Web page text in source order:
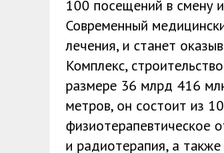
100 посещений в смену
Современный
лечения, и станет
Комплекс,
размере 36 млрд 416
метров, он состоит из
физиотерапевтическое
и радиотерапия, а